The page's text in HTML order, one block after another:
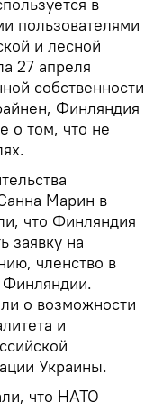
пользователями
и лесной
27 апреля
собственности
Финляндия
о том, что не
Марин в
что Финляндия
заявку на
членство в
Финляндии.
о возможности
и
Украины.
что НАТО